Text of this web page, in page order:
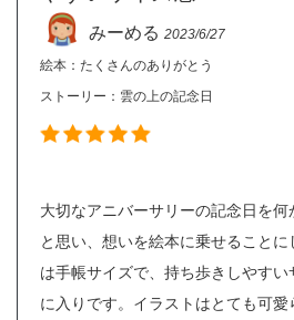
みーめる 2023/6/27
絵本：たくさんのありがとう
ストーリー： 雲の上の記念日
大切なアニバーサリーの記念日を
と思い、想いを絵本に乗せること
は手帳サイズで、持ち歩きしやす
に入りです。イラストはとても可